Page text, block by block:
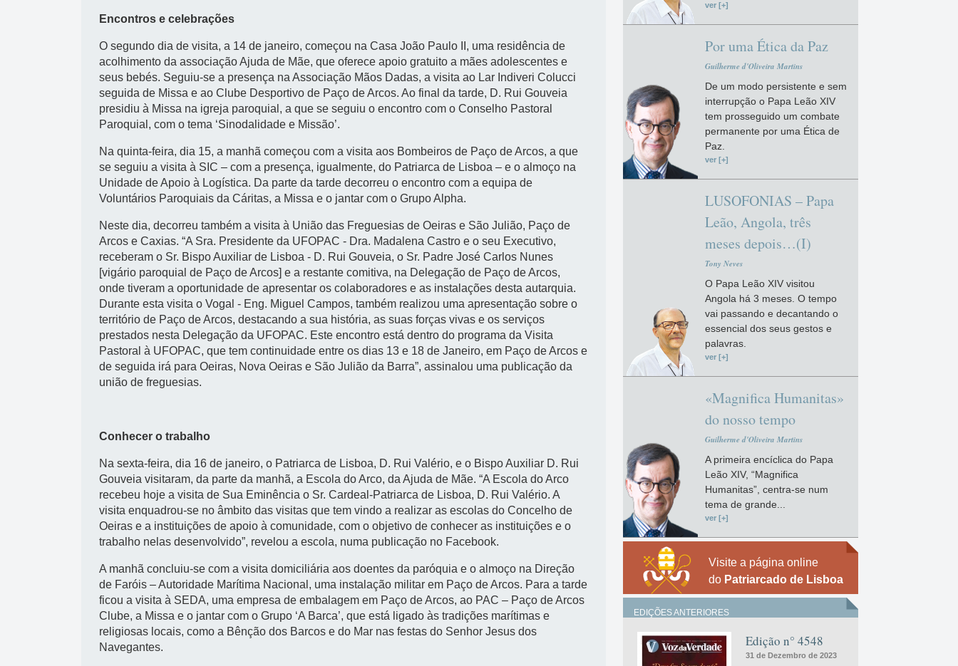
Encontros e celebrações
O segundo dia de visita, a 14 de janeiro, começou na Casa João Paulo II, uma residência de
acolhimento da associação Ajuda de Mãe, que oferece apoio gratuito a mães adolescentes e
seus bebés. Seguiu-se a presença na Associação Mãos Dadas, a visita ao Lar Indiveri Colucci
seguida de Missa e ao Clube Desportivo de Paço de Arcos. Ao final da tarde, D. Rui Gouveia
presidiu à Missa na igreja paroquial, a que se seguiu o encontro com o Conselho Pastoral
Paroquial, com o tema ‘Sinodalidade e Missão’.
Na quinta-feira, dia 15, a manhã começou com a visita aos Bombeiros de Paço de Arcos, a que
se seguiu a visita à SIC – com a presença, igualmente, do Patriarca de Lisboa – e o almoço na
Unidade de Apoio à Logística. Da parte da tarde decorreu o encontro com a equipa de
Voluntários Paroquiais da Cáritas, a Missa e o jantar com o Grupo Alpha.
Neste dia, decorreu também a visita à União das Freguesias de Oeiras e São Julião, Paço de
Arcos e Caxias. “A Sra. Presidente da UFOPAC - Dra. Madalena Castro e o seu Executivo,
receberam o Sr. Bispo Auxiliar de Lisboa - D. Rui Gouveia, o Sr. Padre José Carlos Nunes
[vigário paroquial de Paço de Arcos] e a restante comitiva, na Delegação de Paço de Arcos,
onde tiveram a oportunidade de apresentar os colaboradores e as instalações desta autarquia.
Durante esta visita o Vogal - Eng. Miguel Campos, também realizou uma apresentação sobre o
território de Paço de Arcos, destacando a sua história, as suas forças vivas e os serviços
prestados nesta Delegação da UFOPAC. Este encontro está dentro do programa da Visita
Pastoral à UFOPAC, que tem continuidade entre os dias 13 e 18 de Janeiro, em Paço de Arcos e
de seguida irá para Oeiras, Nova Oeiras e São Julião da Barra”, assinalou uma publicação da
união de freguesias.
Conhecer o trabalho
Na sexta-feira, dia 16 de janeiro, o Patriarca de Lisboa, D. Rui Valério, e o Bispo Auxiliar D. Rui
Gouveia visitaram, da parte da manhã, a Escola do Arco, da Ajuda de Mãe. “A Escola do Arco
recebeu hoje a visita de Sua Eminência o Sr. Cardeal-Patriarca de Lisboa, D. Rui Valério. A
visita enquadrou-se no âmbito das visitas que tem vindo a realizar as escolas do Concelho de
Oeiras e a instituições de apoio à comunidade, com o objetivo de conhecer as instituições e o
trabalho nelas desenvolvido”, revelou a escola, numa publicação no Facebook.
A manhã concluiu-se com a visita domiciliária aos doentes da paróquia e o almoço na Direção
de Faróis – Autoridade Marítima Nacional, uma instalação militar em Paço de Arcos. Para a tarde
ficou a visita à SEDA, uma empresa de embalagem em Paço de Arcos, ao PAC – Paço de Arcos
Clube, a Missa e o jantar com o Grupo ‘A Barca’, que está ligado às tradições marítimas e
religiosas locais, como a Bênção dos Barcos e do Mar nas festas do Senhor Jesus dos
Navegantes.
ver [+]
Por uma Ética da Paz
Guilherme d'Oliveira Martins
De um modo persistente e sem
interrupção o Papa Leão XIV
tem prosseguido um combate
permanente por uma Ética de
Paz.
ver [+]
LUSOFONIAS – Papa
Leão, Angola, três
meses depois…(I)
Tony Neves
O Papa Leão XIV visitou
Angola há 3 meses. O tempo
vai passando e decantando o
essencial dos seus gestos e
palavras.
ver [+]
«Magnifica Humanitas»
do nosso tempo
Guilherme d'Oliveira Martins
A primeira encíclica do Papa
Leão XIV, “Magnifica
Humanitas”, centra-se num
tema de grande...
ver [+]
Visite a página online
do Patriarcado de Lisboa
EDIÇÕES ANTERIORES
Edição n° 4548
31 de Dezembro de 2023